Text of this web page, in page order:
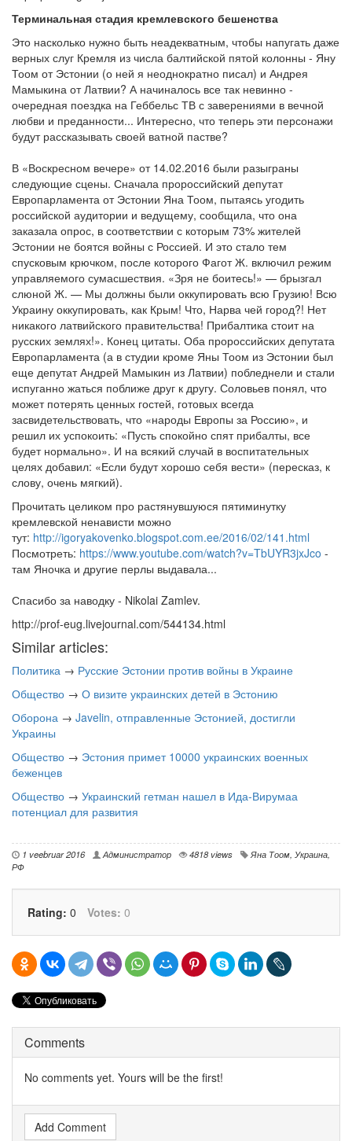
Терминальная стадия кремлевского бешенства
Это насколько нужно быть неадекватным, чтобы напугать даже
верных слуг Кремля из числа балтийской пятой колонны - Яну
Тоом от Эстонии (о ней я неоднократно писал) и Андрея
Мамыкина от Латвии? А начиналось все так невинно -
очередная поездка на Геббельс ТВ с заверениями в вечной
любви и преданности... Интересно, что теперь эти персонажи
будут рассказывать своей ватной пастве?
В «Воскресном вечере» от 14.02.2016 были разыграны
следующие сцены. Сначала пророссийский депутат
Европарламента от Эстонии Яна Тоом, пытаясь угодить
российской аудитории и ведущему, сообщила, что она
заказала опрос, в соответствии с которым 73% жителей
Эстонии не боятся войны с Россией. И это стало тем
спусковым крючком, после которого Фагот Ж. включил режим
управляемого сумасшествия. «Зря не боитесь!» — брызгал
слюной Ж. — Мы должны были оккупировать всю Грузию! Всю
Украину оккупировать, как Крым! Что, Нарва чей город?! Нет
никакого латвийского правительства! Прибалтика стоит на
русских землях!». Конец цитаты. Оба пророссийских депутата
Европарламента (а в студии кроме Яны Тоом из Эстонии был
еще депутат Андрей Мамыкин из Латвии) побледнели и стали
испуганно жаться поближе друг к другу. Соловьев понял, что
может потерять ценных гостей, готовых всегда
засвидетельствовать, что «народы Европы за Россию», и
решил их успокоить: «Пусть спокойно спят прибалты, все
будет нормально». И на всякий случай в воспитательных
целях добавил: «Если будут хорошо себя вести» (пересказ, к
слову, очень мягкий).
Прочитать целиком про растянувшуюся пятиминутку
кремлевской ненависти можно
тут: http://igoryakovenko.blogspot.com.ee/2016/02/141.html
Посмотреть: https://www.youtube.com/watch?v=TbUYR3jxJco -
там Яночка и другие перлы выдавала...
Спасибо за наводку - Nikolai Zamlev.
http://prof-eug.livejournal.com/544134.html
Similar articles:
Политика → Русские Эстонии против войны в Украине
Общество → О визите украинских детей в Эстонию
Оборона → Javelin, отправленные Эстонией, достигли
Украины
Общество → Эстония примет 10000 украинских военных
беженцев
Общество → Украинский гетман нашел в Ида-Вирумаа
потенциал для развития
1 veebruar 2016 Администратор 4818 views Яна Тоом, Украина,
РФ
Rating: 0 Votes: 0
Comments
No comments yet. Yours will be the first!
Add Comment